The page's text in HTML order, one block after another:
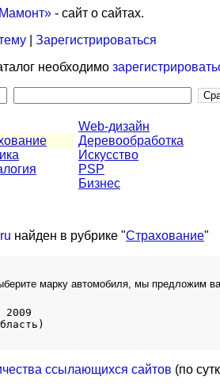
- сайт о сайтах.
| Зарегистрироваться
необходимо
Web-дизайн
Деревообработка
Искусство
PSP
Бизнес
найден в рубрике "Страхование"
марку автомобиля, мы предложим
2009
ссылающихся сайтов (по